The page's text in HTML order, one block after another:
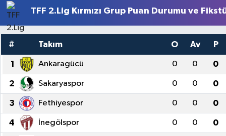
TFF 2.Lig Kırmızı Grup Puan Durumu ve
# Takım O Av P
1 Ankaragücü 0 0 0
2 Sakaryaspor 0 0 0
3 Fethiyespor 0 0 0
4 İnegölspor 0 0 0
Süper Lig Puan Durumu ve Fikstür
Tüm Manşetler
Son Dakika Haberleri
Haber Arşivi